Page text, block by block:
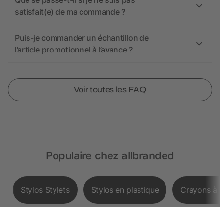
satisfait(e) de ma commande ?
Puis-je commander un échantillon de
l’article promotionnel à l’avance ?
Voir toutes les FAQ
Populaire chez allbranded
Stylos Stylets Stylos en plastique Crayons à